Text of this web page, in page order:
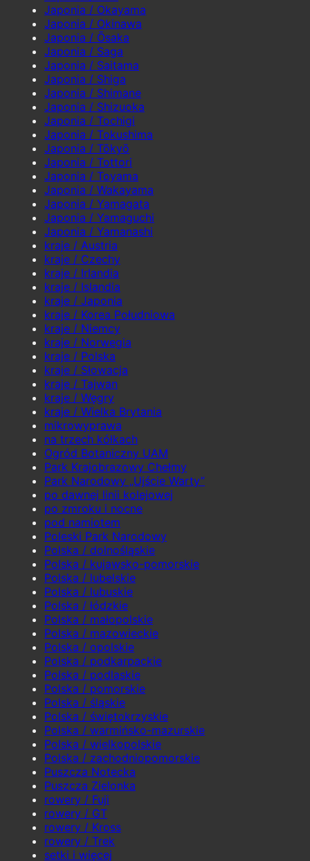
Japonia / Okayama
Japonia / Okinawa
Japonia / Ōsaka
Japonia / Saga
Japonia / Saitama
Japonia / Shiga
Japonia / Shimane
Japonia / Shizuoka
Japonia / Tochigi
Japonia / Tokushima
Japonia / Tōkyō
Japonia / Tottori
Japonia / Toyama
Japonia / Wakayama
Japonia / Yamagata
Japonia / Yamaguchi
Japonia / Yamanashi
kraje / Austria
kraje / Czechy
kraje / Irlandia
kraje / Islandia
kraje / Japonia
kraje / Korea Południowa
kraje / Niemcy
kraje / Norwegia
kraje / Polska
kraje / Słowacja
kraje / Tajwan
kraje / Węgry
kraje / Wielka Brytania
mikrowyprawa
na trzech kółkach
Ogród Botaniczny UAM
Park Krajobrazowy Chełmy
Park Narodowy „Ujście Warty”
po dawnej linii kolejowej
po zmroku i nocne
pod namiotem
Poleski Park Narodowy
Polska / dolnośląskie
Polska / kujawsko-pomorskie
Polska / lubelskie
Polska / lubuskie
Polska / łódzkie
Polska / małopolskie
Polska / mazowieckie
Polska / opolskie
Polska / podkarpackie
Polska / podlaskie
Polska / pomorskie
Polska / śląskie
Polska / świętokrzyskie
Polska / warmińsko-mazurskie
Polska / wielkopolskie
Polska / zachodniopomorskie
Puszcza Notecka
Puszcza Zielonka
rowery / Fuji
rowery / GT
rowery / Kross
rowery / Trek
setki i więcej